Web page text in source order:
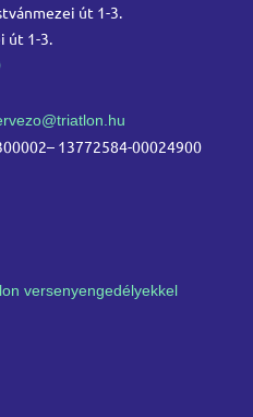
út 1-3.
út 1-3.
13772584-00024900
versenyengedélyekkel